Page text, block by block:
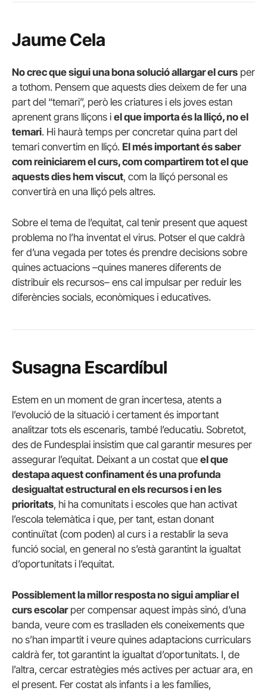
Jaume Cela
No crec que sigui una bona solució allargar el curs per
a tothom. Pensem que aquests dies deixem de fer una
part del “temari”, però les criatures i els joves estan
aprenent grans lliçons i el que importa és la lliçó, no el
temari. Hi haurà temps per concretar quina part del
temari convertim en lliçó. El més important és saber
com reiniciarem el curs, com compartirem tot el que
aquests dies hem viscut, com la lliçó personal es
convertirà en una lliçó pels altres.
Sobre el tema de l’equitat, cal tenir present que aquest
problema no l’ha inventat el virus. Potser el que caldrà
fer d’una vegada per totes és prendre decisions sobre
quines actuacions –quines maneres diferents de
distribuir els recursos– ens cal impulsar per reduir les
diferències socials, econòmiques i educatives.
Susagna Escardíbul
Estem en un moment de gran incertesa, atents a
l’evolució de la situació i certament és important
analitzar tots els escenaris, també l’educatiu. Sobretot,
des de Fundesplai insistim que cal garantir mesures per
assegurar l’equitat. Deixant a un costat que el que
destapa aquest confinament és una profunda
desigualtat estructural en els recursos i en les
prioritats, hi ha comunitats i escoles que han activat
l’escola telemàtica i que, per tant, estan donant
continuïtat (com poden) al curs i a restablir la seva
funció social, en general no s’està garantint la igualtat
d’oportunitats i l’equitat.
Possiblement la millor resposta no sigui ampliar el
curs escolarper compensar aquest impàs sinó, d’una
banda, veure com es traslladen els coneixements que
no s’han impartit i veure quines adaptacions curriculars
caldrà fer, tot garantint la igualtat d’oportunitats. I, de
l’altra, cercar estratègies més actives per actuar ara, en
el present. Fer costat als infants i a les famílies,